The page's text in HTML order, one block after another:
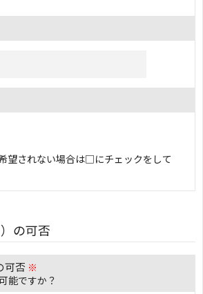
望されない場合は□にチェックをして
の可否
可否 ※
能ですか？